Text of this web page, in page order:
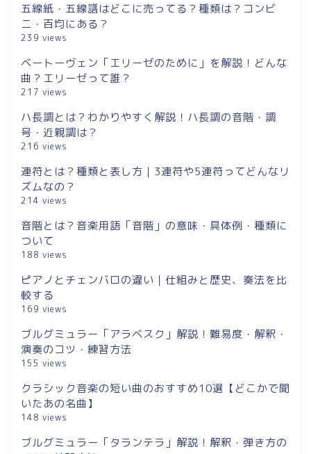
五線紙・五線譜はどこに売ってる？種類は？コンビ
ニ・百均にある？
239 views
ベートーヴェン「エリーゼのために」を解説！どんな
曲？エリーゼって誰？
217 views
ハ長調とは？わかりやすく解説！ハ長調の音階・調
号・近親調は？
216 views
連符とは？種類と表し方｜3連符や5連符ってどんなリ
ズムなの？
214 views
音階とは？音楽用語「音階」の意味・具体例・種類に
ついて
188 views
ピアノとチェンバロの違い｜仕組みと歴史、奏法を比
較する
169 views
ブルグミュラー「アラベスク」解説！難易度・解釈・
演奏のコツ・練習方法
155 views
クラシック音楽の短い曲のおすすめ10選【どこかで聞
いたあの名曲】
148 views
ブルグミュラー「タランテラ」解説！解釈・弾き方の